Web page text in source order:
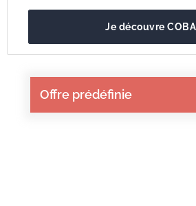
Offre prédéfinie
Je découvre